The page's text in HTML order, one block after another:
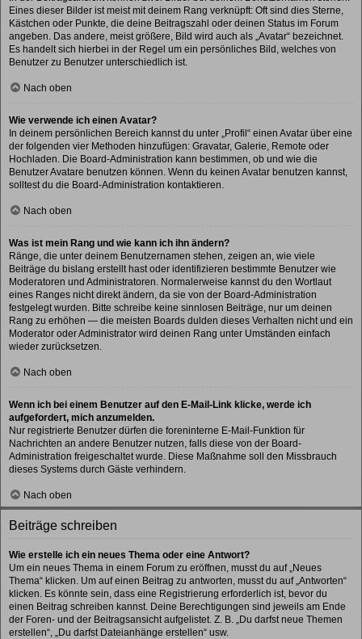
Eines dieser Bilder ist meist mit deinem Rang verknüpft: Oft sind dies Sterne,
Kästchen oder Punkte, die deine Beitragszahl oder deinen Status im Forum
angeben. Das andere, meist größere, Bild wird auch als „Avatar“ bezeichnet.
Es handelt sich hierbei in der Regel um ein persönliches Bild, welches von
Benutzer zu Benutzer unterschiedlich ist.
Nach oben
Wie verwende ich einen Avatar?
In deinem persönlichen Bereich kannst du unter „Profil“ einen Avatar über eine
der folgenden vier Methoden hinzufügen: Gravatar, Galerie, Remote oder
Hochladen. Die Board-Administration kann bestimmen, ob und wie die
Benutzer Avatare benutzen können. Wenn du keinen Avatar benutzen kannst,
solltest du die Board-Administration kontaktieren.
Nach oben
Was ist mein Rang und wie kann ich ihn ändern?
Ränge, die unter deinem Benutzernamen stehen, zeigen an, wie viele
Beiträge du bislang erstellt hast oder identifizieren bestimmte Benutzer wie
Moderatoren und Administratoren. Normalerweise kannst du den Wortlaut
eines Ranges nicht direkt ändern, da sie von der Board-Administration
festgelegt wurden. Bitte schreibe keine sinnlosen Beiträge, nur um deinen
Rang zu erhöhen — die meisten Boards dulden dieses Verhalten nicht und ein
Moderator oder Administrator wird deinen Rang unter Umständen einfach
wieder zurücksetzen.
Nach oben
Wenn ich bei einem Benutzer auf den E-Mail-Link klicke, werde ich
aufgefordert, mich anzumelden.
Nur registrierte Benutzer dürfen die foreninterne E-Mail-Funktion für
Nachrichten an andere Benutzer nutzen, falls diese von der Board-
Administration freigeschaltet wurde. Diese Maßnahme soll den Missbrauch
dieses Systems durch Gäste verhindern.
Nach oben
Beiträge schreiben
Wie erstelle ich ein neues Thema oder eine Antwort?
Um ein neues Thema in einem Forum zu eröffnen, musst du auf „Neues
Thema“ klicken. Um auf einen Beitrag zu antworten, musst du auf „Antworten“
klicken. Es könnte sein, dass eine Registrierung erforderlich ist, bevor du
einen Beitrag schreiben kannst. Deine Berechtigungen sind jeweils am Ende
der Foren- und der Beitragsansicht aufgelistet. Z. B. „Du darfst neue Themen
erstellen“, „Du darfst Dateianhänge erstellen“ usw.